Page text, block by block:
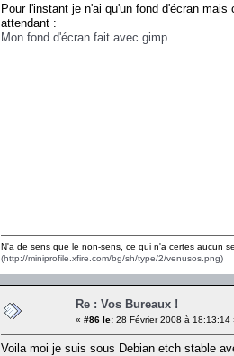
Pour l'instant je n'ai qu'un fond d'écran
attendant :
Mon fond d'écran fait avec gimp
N'a de sens que le non-sens, ce qui n'a certes aucun
(http://miniprofile.xfire.com/bg/sh/type/2/venusos.png)
Re : Vos Bureaux !
« #86 le: 28 Février 2008 à 18:13:14
Voila moi je suis sous Debian etch stable